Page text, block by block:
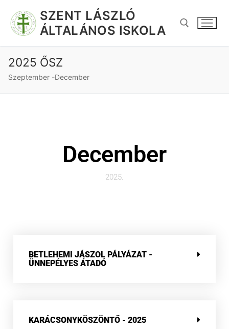
SZENT LÁSZLÓ
ÁLTALÁNOS ISKOLA
2025 ŐSZ
Szeptember -December
December
2025.
BETLEHEMI JÁSZOL PÁLYÁZAT -
ÜNNEPÉLYES ÁTADÓ
KARÁCSONYKÖSZÖNTŐ - 2025